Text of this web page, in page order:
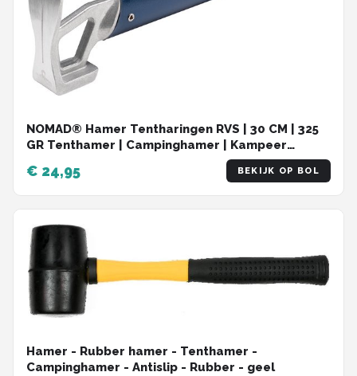
NOMAD® Hamer Tentharingen RVS | 30 CM | 325
GR Tenthamer | Campinghamer | Kampeer
Hamer Tent Haring | Multifunctioneel
€ 24,95 BEKIJK OP BOL
Hamer - Rubber hamer - Tenthamer -
Campinghamer - Antislip - Rubber - geel